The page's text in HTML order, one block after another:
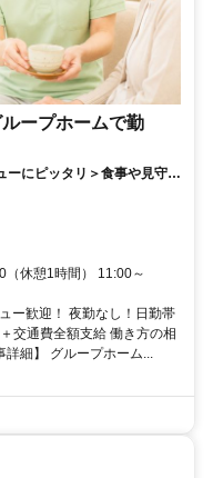
ープホームで勤
ーにピッタリ＞食事や見守り
3～相談OK
休憩1時間） 11:00～
ー歓迎！ 夜勤なし！日勤帯
交通費全額支給 働き方の相
詳細】 グループホーム...